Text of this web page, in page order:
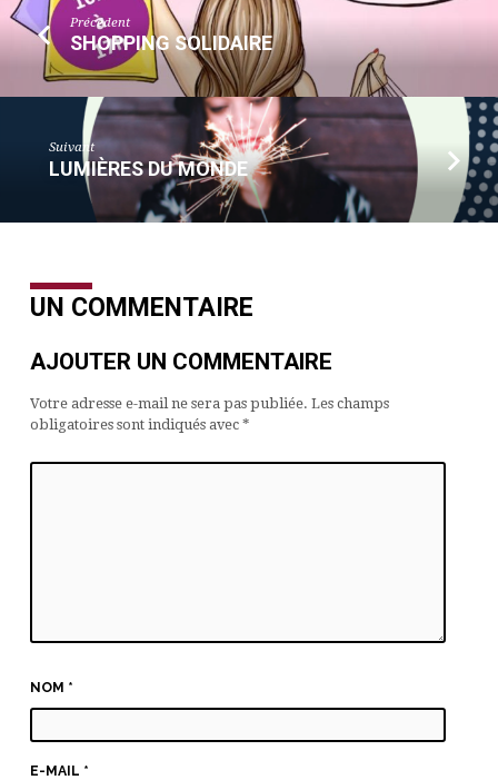
Précédent
SHOPPING SOLIDAIRE
Suivant
LUMIÈRES DU MONDE
UN COMMENTAIRE
AJOUTER UN COMMENTAIRE
Votre adresse e-mail ne sera pas publiée. Les champs
obligatoires sont indiqués avec *
NOM *
E-MAIL *